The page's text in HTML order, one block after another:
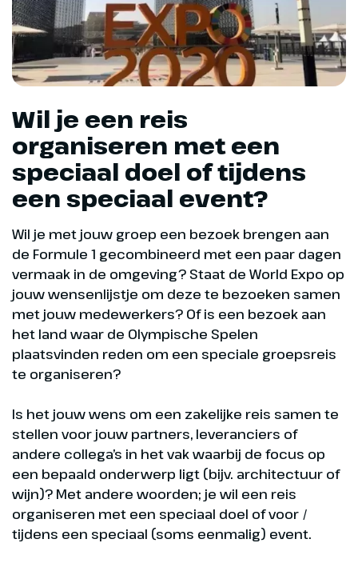
Wil je een reis
organiseren met een
speciaal doel of tijdens
een speciaal event?
Wil je met jouw groep een bezoek brengen aan
de Formule 1 gecombineerd met een paar dagen
vermaak in de omgeving? Staat de World Expo op
jouw wensenlijstje om deze te bezoeken samen
met jouw medewerkers? Of is een bezoek aan
het land waar de Olympische Spelen
plaatsvinden reden om een speciale groepsreis
te organiseren?
Is het jouw wens om een zakelijke reis samen te
stellen voor jouw partners, leveranciers of
andere collega’s in het vak waarbij de focus op
een bepaald onderwerp ligt (bijv. architectuur of
wijn)? Met andere woorden; je wil een reis
organiseren met een speciaal doel of voor /
tijdens een speciaal (soms eenmalig) event.